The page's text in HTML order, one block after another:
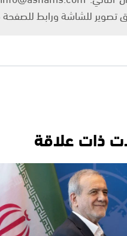
تصوير للشاشة ورابط
ذات علاقة